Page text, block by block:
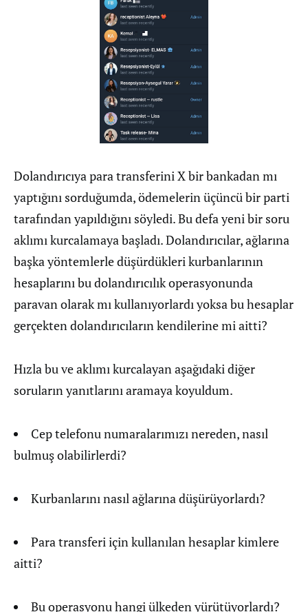
Dolandırıcıya para transferini X bir bankadan mı
yaptığını sorduğumda, ödemelerin üçüncü bir parti
tarafından yapıldığını söyledi. Bu defa yeni bir soru
aklımı kurcalamaya başladı. Dolandırıcılar, ağlarına
başka yöntemlerle düşürdükleri kurbanlarının
hesaplarını bu dolandırıcılık operasyonunda
paravan olarak mı kullanıyorlardı yoksa bu hesaplar
gerçekten dolandırıcıların kendilerine mi aitti?
Hızla bu ve aklımı kurcalayan aşağıdaki diğer
soruların yanıtlarını aramaya koyuldum.
Cep telefonu numaralarımızı nereden, nasıl
bulmuş olabilirlerdi?
Kurbanlarını nasıl ağlarına düşürüyorlardı?
Para transferi için kullanılan hesaplar kimlere
aitti?
Bu operasyonu hangi ülkeden yürütüyorlardı?